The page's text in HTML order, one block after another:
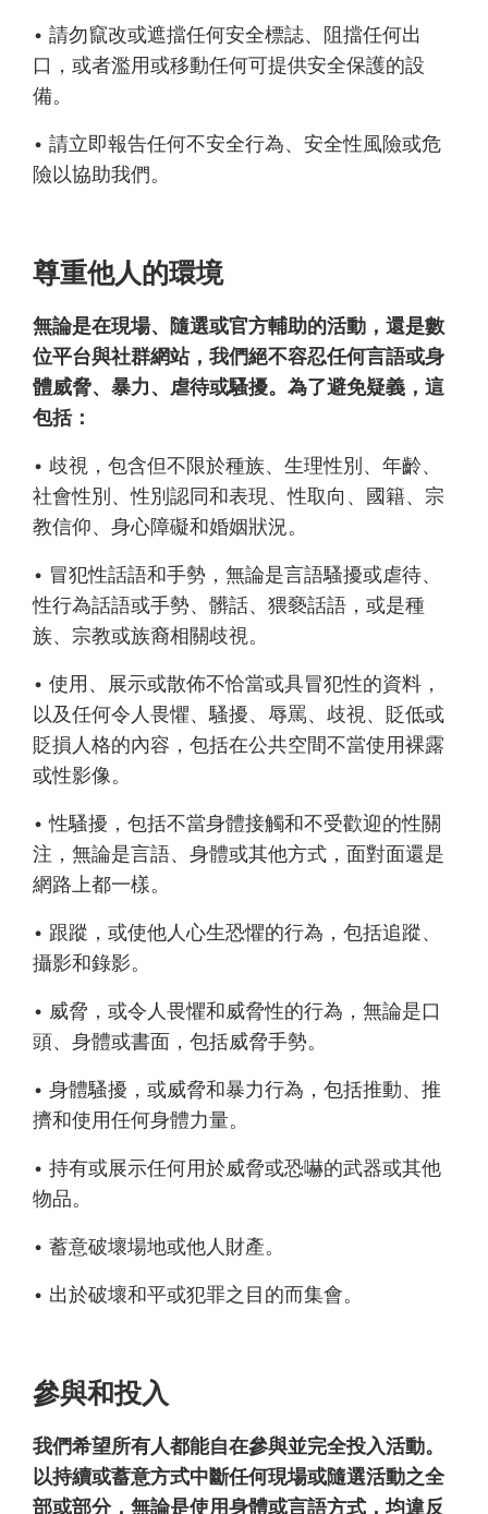
• 請勿竄改或遮擋任何安全標誌、阻擋任何出
口，或者濫用或移動任何可提供安全保護的設
備。
• 請立即報告任何不安全行為、安全性風險或危
險以協助我們。
尊重他人的環境
無論是在現場、隨選或官方輔助的活動，還是數
位平台與社群網站，我們絕不容忍任何言語或身
體威脅、暴力、虐待或騷擾。為了避免疑義，這
包括：
• 歧視，包含但不限於種族、生理性別、年齡、
社會性別、性別認同和表現、性取向、國籍、宗
教信仰、身心障礙和婚姻狀況。
• 冒犯性話語和手勢，無論是言語騷擾或虐待、
性行為話語或手勢、髒話、猥褻話語，或是種
族、宗教或族裔相關歧視。
• 使用、展示或散佈不恰當或具冒犯性的資料，
以及任何令人畏懼、騷擾、辱罵、歧視、貶低或
貶損人格的內容，包括在公共空間不當使用裸露
或性影像。
• 性騷擾，包括不當身體接觸和不受歡迎的性關
注，無論是言語、身體或其他方式，面對面還是
網路上都一樣。
• 跟蹤，或使他人心生恐懼的行為，包括追蹤、
攝影和錄影。
• 威脅，或令人畏懼和威脅性的行為，無論是口
頭、身體或書面，包括威脅手勢。
• 身體騷擾，或威脅和暴力行為，包括推動、推
擠和使用任何身體力量。
• 持有或展示任何用於威脅或恐嚇的武器或其他
物品。
• 蓄意破壞場地或他人財產。
• 出於破壞和平或犯罪之目的而集會。
參與和投入
我們希望所有人都能自在參與並完全投入活動。
以持續或蓄意方式中斷任何現場或隨選活動之全
部或部分，無論是使用身體或言語方式，均違反